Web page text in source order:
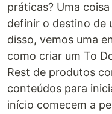
práticas? Uma
definir o destino de
disso, vemos uma
como criar um To
Rest de produtos
conteúdos para
início comecem a